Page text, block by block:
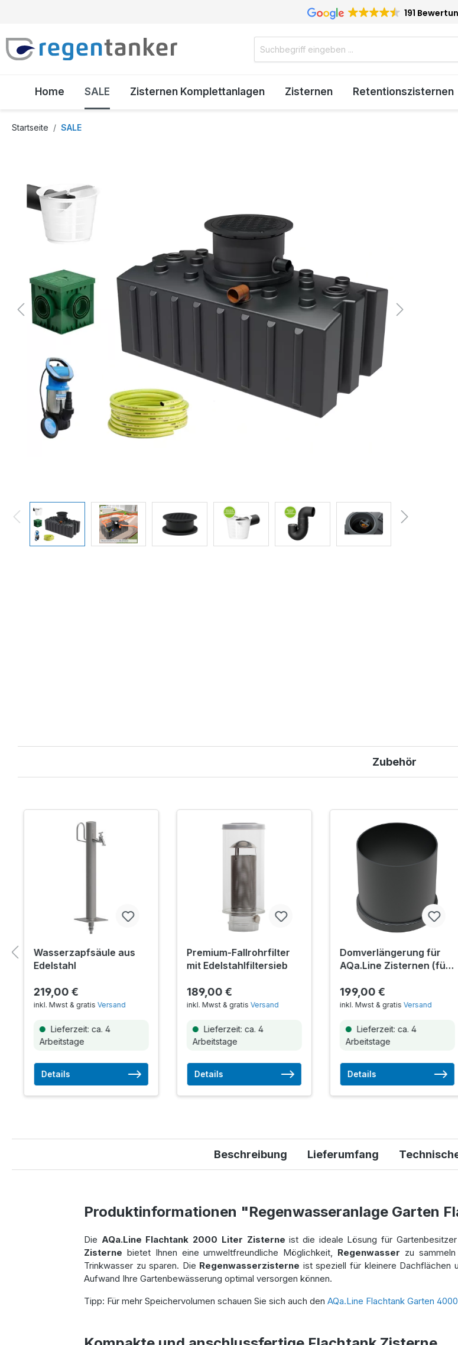
191
Home SALE Zisternen Komplettanlagen Zisternen Retentionszisternen
Startseite SALE
Zubehör
Wasserzapfsäule aus
Edelstahl
219,00 €
inkl. Mwst & gratis Versand
Lieferzeit: ca. 4
Arbeitstage
Details
Premium-Fallrohrfilter
mit Edelstahlfiltersieb
189,00 €
inkl. Mwst & gratis Versand
Lieferzeit: ca. 4
Arbeitstage
Details
Domverlängerung für
AQa.Line Zisternen (für
199,00 €
inkl. Mwst & gratis Versand
Lieferzeit: ca. 4
Arbeitstage
Details
Beschreibung Lieferumfang
Produktinformationen "Regenwasseranlage Garten
Die AQa.Line Flachtank 2000 Liter Zisterne ist die ideale Lösung für
Zisterne bietet Ihnen eine umweltfreundliche Möglichkeit, Regenwasser zu
Trinkwasser zu sparen. Die Regenwasserzisterne ist speziell für kleinere Dachflächen
Aufwand Ihre Gartenbewässerung optimal versorgen können.
Tipp: Für mehr Speichervolumen schauen Sie sich auch den AQa.Line Flachtank Garten